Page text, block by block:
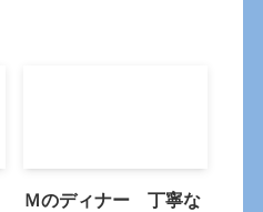
Ｍのディナー 丁寧な